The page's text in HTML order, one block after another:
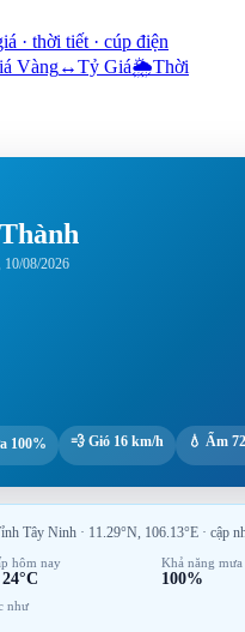
· thời tiết · cúp điện
Vàng↔Tỷ Giá🌦Thời
08/2026
100% 💨 Gió 16 km/h 💧 Ẩm
Tây Ninh · 11.29°N, 106.13°E · cập
hôm nay
24°C
Khả năng mưa
100%
như